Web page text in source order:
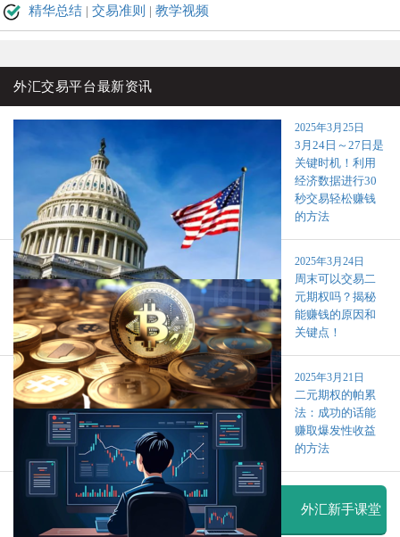
精华总结 | 交易准则 | 教学视频
外汇交易平台最新资讯
2025年3月25日
3月24日～27日是
关键时机！利用
经济数据进行30
秒交易轻松赚钱
的方法
2025年3月24日
周末可以交易二
元期权吗？揭秘
能赚钱的原因和
关键点！
2025年3月21日
二元期权的帕累
法：成功的话能
赚取爆发性收益
的方法
外汇新手课堂